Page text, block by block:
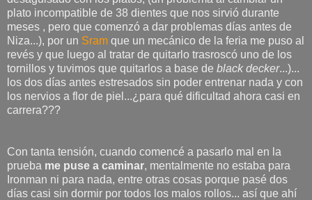
plato incompatible de 38 dientes que nos sirvió durante
meses , pero que comenzó a dar problemas días antes de
Niza...), por un Sram que un mecánico de la feria me puso al
revés y que luego al tratar de quitarlo trasroscó uno de los
tornillos y tuvimos que quitarlos a base de black decker...)...
los dos días antes estresados sin poder entrenar nada y con
los nervios a flor de piel...¿para qué dificultad ahora casi en
carrera???
Con tanta tensión, cuando comencé a pasarlo mal en la
prueba me puse a caminar, mentalmente no estaba para
Ironman ni para nada, entre otras cosas porque pasé dos
días casi sin dormir por todos los malos rollos... así que ahí